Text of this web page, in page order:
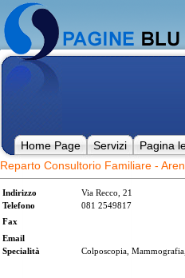
Home Page Servizi Pagina
Reparto Consultorio Familiare -
Indirizzo
Via Recco, 21
Telefono
081 2549817
Fax
Email
Specialità
Colposcopia,